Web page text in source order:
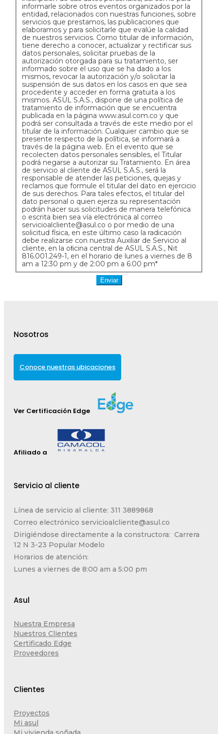
informarle sobre otros eventos organizados por la
entidad, relacionados con nuestras funciones, sobre
servicios que prestamos, las publicaciones que
elaboramos y para solicitarle que evalúe la calidad
de nuestros servicios. Como titular de información,
tiene derecho a conocer, actualizar y rectificar sus
datos personales, solicitar pruebas de la
autorización otorgada para su tratamiento, ser
informado sobre el uso que se ha dado a los
mismos, revocar la autorización y/o solicitar la
suspensión de sus datos en los casos en que sea
procedente y acceder en forma gratuita a los
mismos. ASUL S.A.S., dispone de una política de
tratamiento de información que se encuentra
publicada en la página www.asul.com.co y que
podrá ser consultada a través de este medio por el
titular de la información. Cualquier cambio que se
presente respecto de la política, se informará a
través de la página web. En el evento que se
recolecten datos personales sensibles, el Titular
podrá negarse a autorizar su Tratamiento. En área
de servicio al cliente de ASUL S.A.S., será la
responsable de atender las peticiones, quejas y
reclamos que formule el titular del dato en ejercicio
de sus derechos. Para tales efectos, el titular del
dato personal o quien ejerza su representación
podrán hacer sus solicitudes de manera telefónica
o escrita bien sea vía electrónica al correo
servicioalcliente@asul.co o por medio de una
solicitud física, en este último caso la radicación
debe realizarse con nuestra Auxiliar de Servicio al
cliente, en la oﬁcina central de ASUL S.A.S., Nit
816.001.249-1, en el horario de lunes a viernes de 8
am a 12:30 pm y de 2:00 pm a 6:00 pm*
Enviar
Nosotros
Conoce nuestras ubicaciones
Ver Certificación Edge
Afiliado a
Servicio al cliente
Línea de servicio al cliente: 311 3889868
Correo electrónico servicioalcliente@asul.co
Dirigiéndose directamente a la constructora: Carrera
12 N 3-23 Popular Modelo
Horarios de atención:
Lunes a viernes de 8:00 am a 5:00 pm
Asul
Nuestra Empresa
Nuestros Clientes
Certificado Edge
Proveedores
Clientes
Proyectos
Mi asul